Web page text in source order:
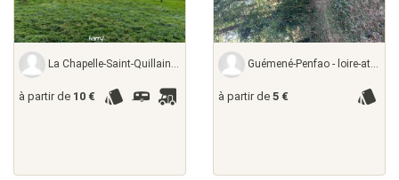
La Chapelle-Saint-Quillain - haute-saône,
à partir de 10 €
Guémené-Penfao - loire-atlantique,
à partir de 5 €